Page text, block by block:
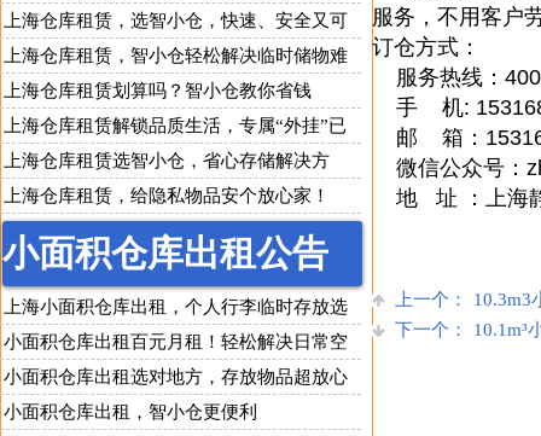
服务，不用客户
订仓方式：
服务热线：
手 机:
邮 箱：
微信公众号：
地 址 ：上海静
上一个：
10.3m3
下一个：
10.1m³
上海仓库租赁，选智小仓，快速、安全又可
靠
上海仓库租赁，智小仓轻松解决临时储物难
题
上海仓库租赁划算吗？智小仓教你省钱
上海仓库租赁解锁品质生活，专属“外挂”已
上线
上海仓库租赁选智小仓，省心存储解决方
案，企业个人都适用
上海仓库租赁，给隐私物品安个放心家！
小面积仓库出租公告
上海小面积仓库出租，个人行李临时存放选
智小仓
小面积仓库出租百元月租！轻松解决日常空
间收纳难题
小面积仓库出租选对地方，存放物品超放心
小面积仓库出租，智小仓更便利